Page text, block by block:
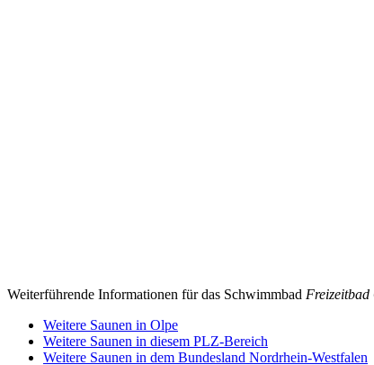
Weiterführende Informationen für das Schwimmbad Freizeitbad
Weitere Saunen in Olpe
Weitere Saunen in diesem PLZ-Bereich
Weitere Saunen in dem Bundesland Nordrhein-Westfalen